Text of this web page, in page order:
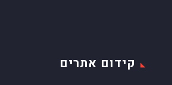
קידום אתרים